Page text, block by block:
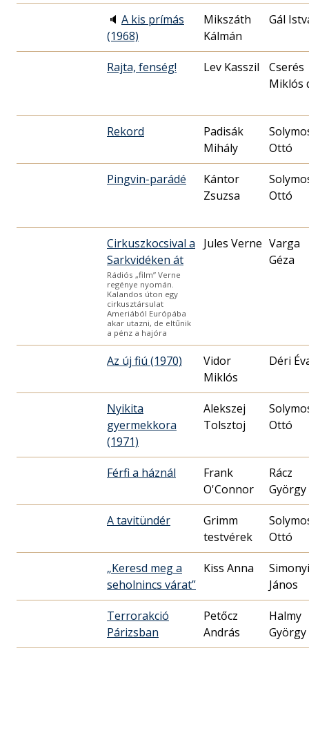
🔈 A kis prímás
(1968)
Mikszáth
Kálmán
Gál
Rajta, fenség! Lev Kasszil
Cserés
Miklós
Rekord
Padisák
Mihály
Ottó
Pingvin-parádé
Kántor
Zsuzsa
Ottó
Cirkuszkocsival a
Sarkvidéken át
Rádiós „film” Verne
regénye nyomán.
Kalandos úton egy
cirkusztársulat
Ameriából Európába
akar utazni, de eltűnik
a pénz a hajóra
Jules Verne Varga
Géza
Az új fiú (1970)
Vidor
Miklós
Déri
Nyikita
gyermekkora
(1971)
Alekszej
Tolsztoj
Ottó
Férfi a háznál
Frank
O'Connor
Rácz
György
A tavitündér
Grimm
testvérek
Ottó
„Keresd meg a
seholnincs várat”
Kiss Anna
Simonyi
János
Terrorakció
Párizsban
Petőcz
András
Halmy
György